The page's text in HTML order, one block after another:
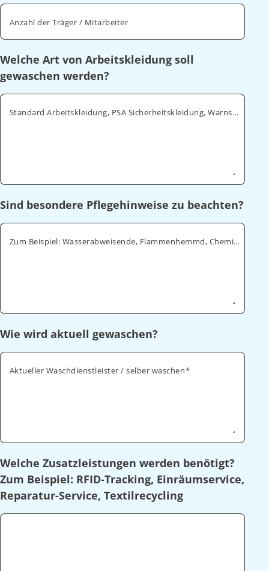
Anzahl der Träger / Mitarbeiter
Welche Art von Arbeitskleidung soll
gewaschen werden?
Standard Arbeitskleidung, PSA Sicherheitskleidung, Warnschutz, ESD
Sind besondere Pflegehinweise zu beachten?
Zum Beispiel: Wasserabweisende, Flammenhemmd, Chemikalienabweisende
Wie wird aktuell gewaschen?
Aktueller Waschdienstleister / selber waschen
Welche Zusatzleistungen werden benötigt?
Zum Beispiel: RFID-Tracking, Einräumservice,
Reparatur-Service, Textilrecycling